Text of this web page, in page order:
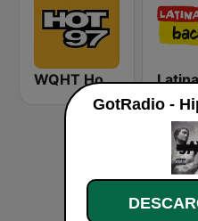
WQHT Hot 97 FM